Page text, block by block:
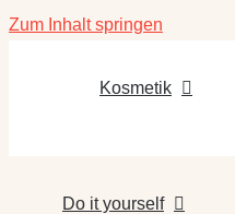
Zum Inhalt springen
Kosmetik
Do it yourself